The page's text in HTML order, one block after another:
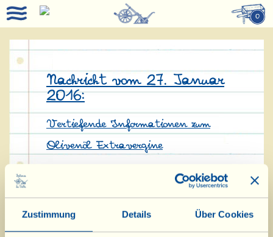
Zustimmung Details Über Cookies
0
Nachricht vom 27. Januar
2016:
Vertiefende Informationen zum
Olivenöl Extravergine
Wie wird Olivenöl Extravergine
definiert? Die Gesetzgebung definiert
es als “kaltgepressten” (< 27° C)